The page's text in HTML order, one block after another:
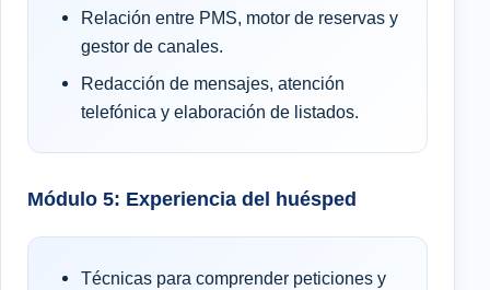
Relación entre PMS, motor de reservas y
gestor de canales.
Redacción de mensajes, atención
telefónica y elaboración de listados.
Módulo 5: Experiencia del huésped
Técnicas para comprender peticiones y